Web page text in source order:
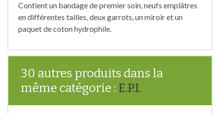
Contient un bandage de premier soin, neufs emplâtres
en différentes tailles, deux garrots, un miroir et un
paquet de coton hydrophile.
30 autres produits dans la
même catégorie :
E.P.I.